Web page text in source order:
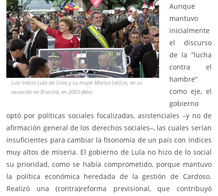
Luiz Inácio Lula da Silva y su mujer Marisa Letícia, en su
asunción en Brasilia, en 2003 (Abr)
Aunque
mantuvo
inicialmente
el discurso
de la “lucha
contra el
hambre”
como eje, el
gobierno
optó por políticas sociales focalizadas, asistenciales –y no de
afirmación general de los derechos sociales–, las cuales serían
insuficientes para cambiar la fisonomía de un país con índices
muy altos de miseria. El gobierno de Lula no hizo de lo social
su prioridad, como se había comprometido, porque mantuvo
la política económica heredada de la gestión de Cardoso.
Realizó una (contra)reforma previsional, que contribuyó